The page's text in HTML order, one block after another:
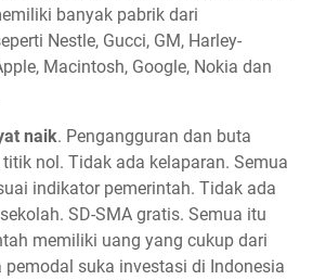
banyak pabrik dari
Nestle, Gucci, GM, Harley-
Macintosh, Google, Nokia dan
naik. Pengangguran dan buta
nol. Tidak ada kelaparan. Semua
indikator pemerintah. Tidak ada
SD-SMA gratis. Semua itu
memiliki uang yang cukup dari
pemodal suka investasi di Indonesia